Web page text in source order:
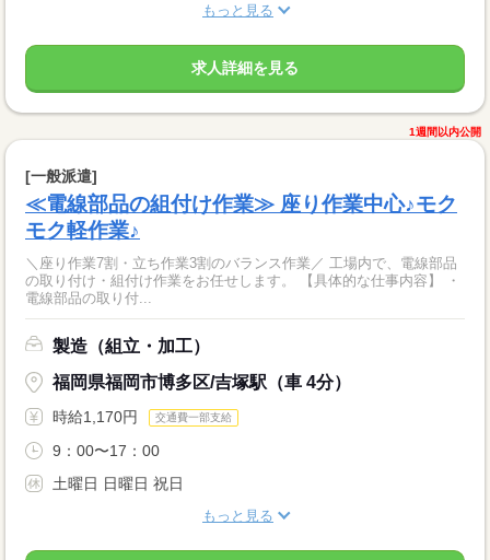
もっと見る
求人詳細を見る
1週間以内公開
[一般派遣]
≪電線部品の組付け作業≫ 座り作業中心♪モク
モク軽作業♪
＼座り作業7割・立ち作業3割のバランス作業／ 工場内で、電線部品
の取り付け・組付け作業をお任せします。 【具体的な仕事内容】 ・
電線部品の取り付...
製造（組立・加工）
福岡県福岡市博多区/吉塚駅（車 4分）
時給1,170円 交通費一部支給
9：00〜17：00
土曜日 日曜日 祝日
もっと見る